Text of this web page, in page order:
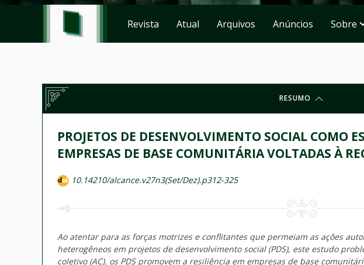
Revista Atual Arquivos Anúncios Sobre
RESUMO
PROJETOS DE DESENVOLVIMENTO SOCIAL COMO
EMPRESAS DE BASE COMUNITÁRIA VOLTADAS À
10.14210/alcance.v27n3(Set/Dez).p312-325
Ao atentar para as forças motrizes e conflitantes que permeiam as ações
heterogêneos em projetos de desenvolvimento social (PDS), este estudo
coletivo (AC), os PDS promovem a resiliência em empresas de base